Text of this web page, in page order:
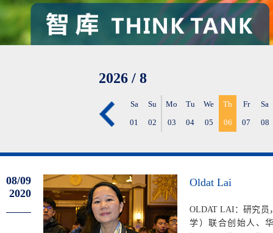
2026 / 8
Sa Su Mo Tu We Th Fr
Sa
01
02 03 04 05 06 07 08
08/09
2020
Oldat Lai
OLDAT LAI：研究员
学）联合创始人、